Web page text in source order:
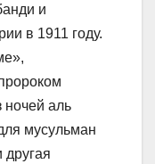
и
в 1911 году.
ночей аль
мусульман